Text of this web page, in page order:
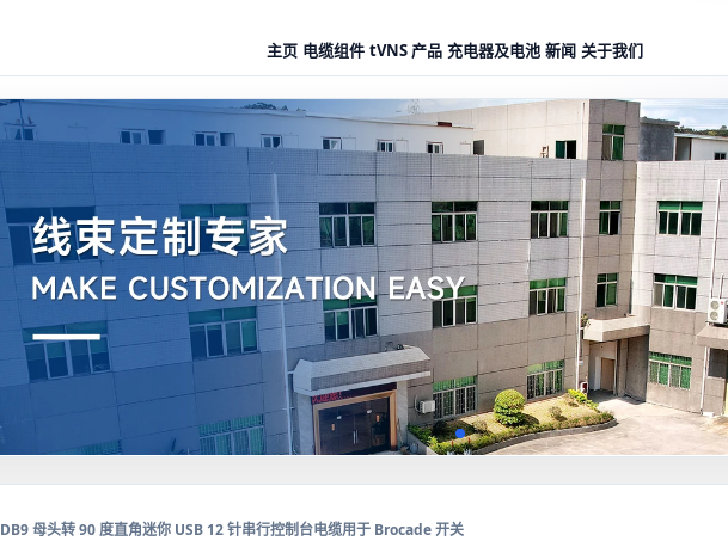
主页 电缆组件 tVNS 产品 充电器及电池 新闻 关于我们
DB9 母头转 90 度直角迷你 USB 12 针串行控制台电缆用于 Brocade 开关